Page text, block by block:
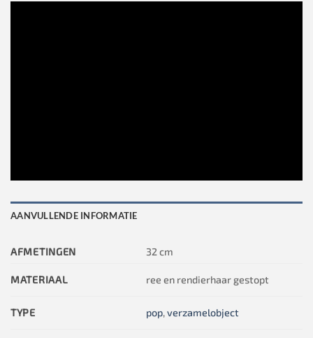
AANVULLENDE INFORMATIE
AFMETINGEN 32 cm
MATERIAAL ree en rendierhaar gestopt
TYPE pop,verzamelobject